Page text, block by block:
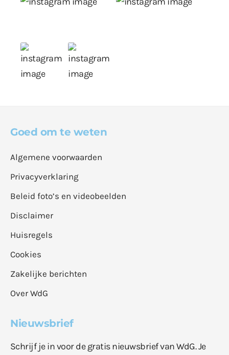
Goed om te weten
Algemene voorwaarden
Privacyverklaring
Beleid foto’s en videobeelden
Disclaimer
Huisregels
Cookies
Zakelijke berichten
Over WdG
Nieuwsbrief
Schrijf je in voor de gratis nieuwsbrief van WdG. Je